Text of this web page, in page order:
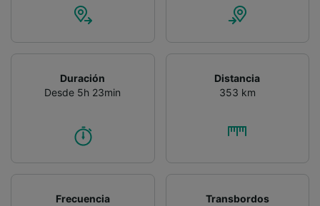
Duración
Desde 5h 23min
Distancia
353 km
Frecuencia
Transbordos